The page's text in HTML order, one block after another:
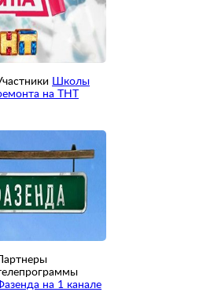
Школы
на ТНТ
Партнеры
на 1 канале